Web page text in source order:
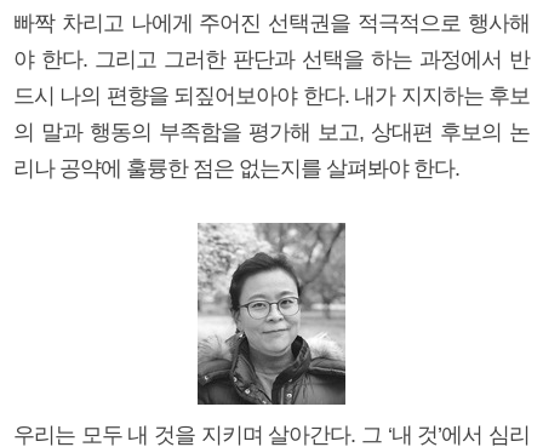
빠짝 차리고 나에게 주어진 선택권을 적극적으로 행사해
야 한다. 그리고 그러한 판단과 선택을 하는 과정에서 반
드시 나의 편향을 되짚어보아야 한다. 내가 지지하는 후보
의 말과 행동의 부족함을 평가해 보고, 상대편 후보의 논
리나 공약에 훌륭한 점은 없는지를 살펴봐야 한다.
우리는 모두 내 것을 지키며 살아간다. 그 ‘내 것’에서 심리